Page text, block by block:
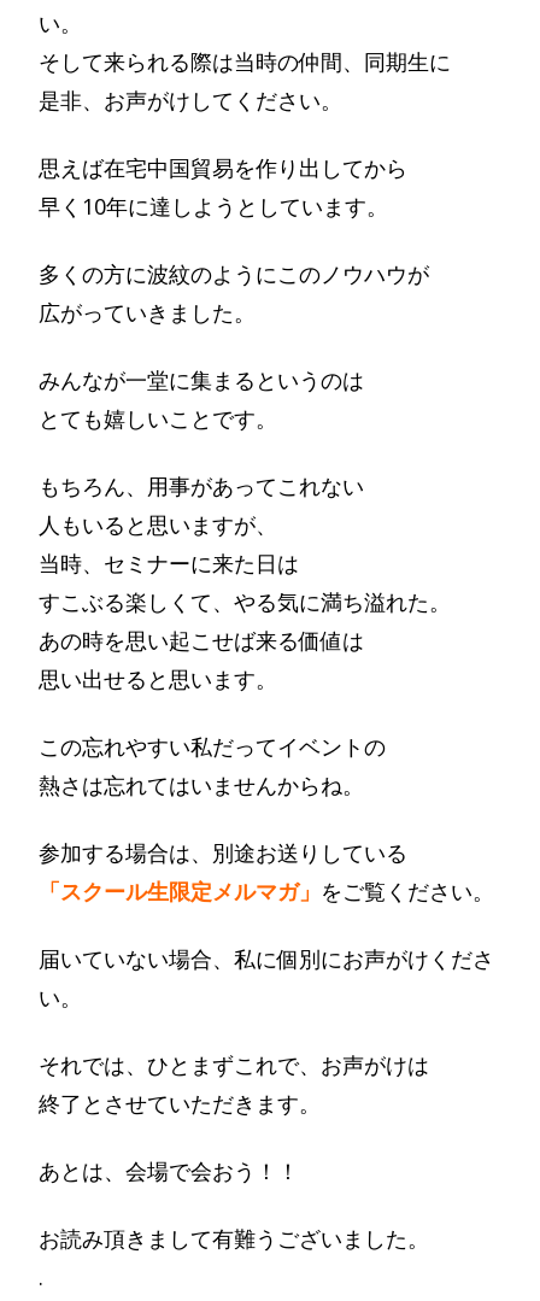
い。
そして来られる際は当時の仲間、同期生に
是非、お声がけしてください。
思えば在宅中国貿易を作り出してから
早く10年に達しようとしています。
多くの方に波紋のようにこのノウハウが
広がっていきました。
みんなが一堂に集まるというのは
とても嬉しいことです。
もちろん、用事があってこれない
人もいると思いますが、
当時、セミナーに来た日は
すこぶる楽しくて、やる気に満ち溢れた。
あの時を思い起こせば来る価値は
思い出せると思います。
この忘れやすい私だってイベントの
熱さは忘れてはいませんからね。
参加する場合は、別途お送りしている
「スクール生限定メルマガ」 をご覧ください。
届いていない場合、私に個別にお声がけくださ
い。
それでは、ひとまずこれで、お声がけは
終了とさせていただきます。
あとは、会場で会おう！！
お読み頂きまして有難うございました。
.